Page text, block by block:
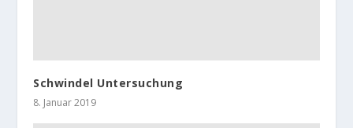
Schwindel Untersuchung
8. Januar 2019